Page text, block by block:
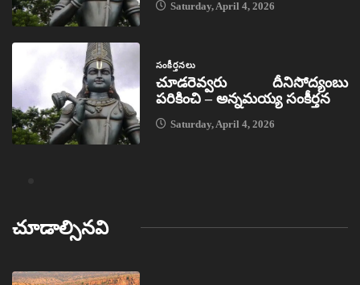
Saturday, April 4, 2026
సంకీర్తనలు
చూడరెవ్వరు దీనిసోద్యంబు
పరికించి – అన్నమయ్య సంకీర్తన
Saturday, April 4, 2026
చూడాల్సినవి